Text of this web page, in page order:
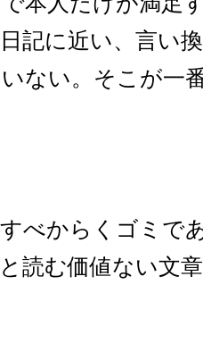
記に近い、言い
ない。そこが一
べからくゴミで
読む価値ない文